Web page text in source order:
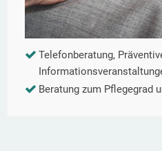
Telefonberatung,
Beratung zum Pflegegrad